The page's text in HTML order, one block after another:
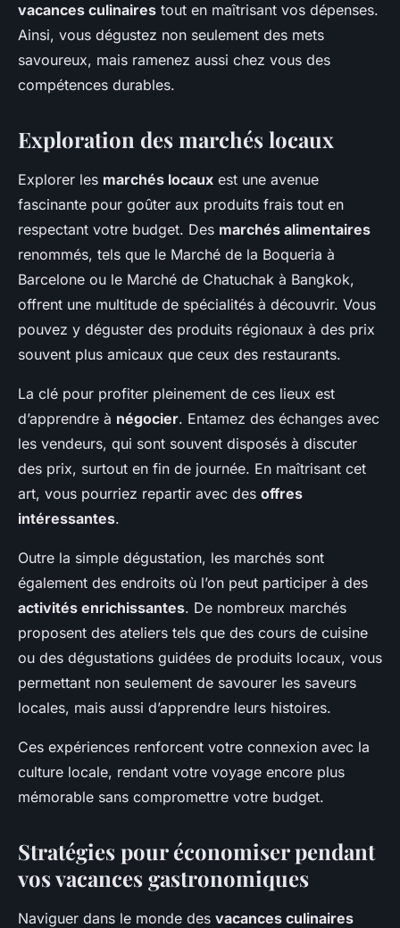
vacances culinaires tout en maîtrisant vos dépenses.
Ainsi, vous dégustez non seulement des mets
savoureux, mais ramenez aussi chez vous des
compétences durables.
Exploration des marchés locaux
Explorer les marchés locaux est une avenue
fascinante pour goûter aux produits frais tout en
respectant votre budget. Des marchés alimentaires
renommés, tels que le Marché de la Boqueria à
Barcelone ou le Marché de Chatuchak à Bangkok,
offrent une multitude de spécialités à découvrir. Vous
pouvez y déguster des produits régionaux à des prix
souvent plus amicaux que ceux des restaurants.
La clé pour profiter pleinement de ces lieux est
d’apprendre à négocier. Entamez des échanges avec
les vendeurs, qui sont souvent disposés à discuter
des prix, surtout en fin de journée. En maîtrisant cet
art, vous pourriez repartir avec des offres
intéressantes.
Outre la simple dégustation, les marchés sont
également des endroits où l’on peut participer à des
activités enrichissantes. De nombreux marchés
proposent des ateliers tels que des cours de cuisine
ou des dégustations guidées de produits locaux, vous
permettant non seulement de savourer les saveurs
locales, mais aussi d’apprendre leurs histoires.
Ces expériences renforcent votre connexion avec la
culture locale, rendant votre voyage encore plus
mémorable sans compromettre votre budget.
Stratégies pour économiser pendant
vos vacances gastronomiques
Naviguer dans le monde des vacances culinaires